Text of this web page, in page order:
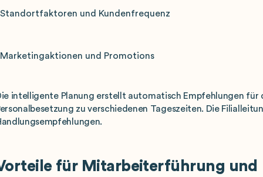
Standortfaktoren und Kundenfrequenz
Marketingaktionen und Promotions
intelligente Planung erstellt automatisch Empfehlungen für
zu verschiedenen Tageszeiten. Die
für Mitarbeiterführung und